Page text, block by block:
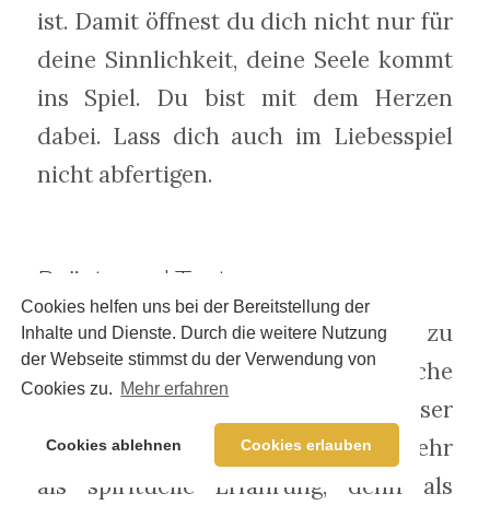
Cookies helfen uns bei der Bereitstellung der
Inhalte und Dienste. Durch die weitere Nutzung
der Webseite stimmst du der Verwendung von
Cookies zu. Mehr erfahren
Cookies ablehnen Cookies erlauben
ist. Damit öffnest du dich nicht nur für
deine Sinnlichkeit, deine Seele kommt
ins Spiel. Du bist mit dem Herzen
dabei. Lass dich auch im Liebesspiel
nicht abfertigen.
Brüste und Tantra
Lernen zu Genießen und sich tief zu
entspannen, das sind auch tantrische
Empfehlungen. Aus dieser
Wissenschaft, die das Liebesspiel mehr
als spirituelle Erfahrung, denn als